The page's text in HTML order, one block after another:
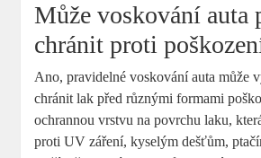
Může voskování auta
chránit proti
Ano, pravidelné voskování auta může
chránit lak před různými formami
ochrannou vrstvu na povrchu laku,
proti UV záření, kyselým dešťům,